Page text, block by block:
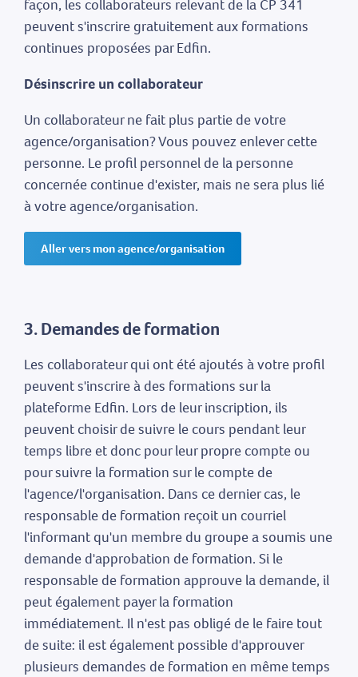
façon, les collaborateurs relevant de la CP 341
peuvent s'inscrire gratuitement aux formations
continues proposées par Edfin.
Désinscrire un collaborateur
Un collaborateur ne fait plus partie de votre
agence/organisation? Vous pouvez enlever cette
personne. Le profil personnel de la personne
concernée continue d'exister, mais ne sera plus lié
à votre agence/organisation.
Aller vers mon agence/organisation
3. Demandes de formation
Les collaborateur qui ont été ajoutés à votre profil
peuvent s'inscrire à des formations sur la
plateforme Edfin. Lors de leur inscription, ils
peuvent choisir de suivre le cours pendant leur
temps libre et donc pour leur propre compte ou
pour suivre la formation sur le compte de
l'agence/l'organisation. Dans ce dernier cas, le
responsable de formation reçoit un courriel
l'informant qu'un membre du groupe a soumis une
demande d'approbation de formation. Si le
responsable de formation approuve la demande, il
peut également payer la formation
immédiatement. Il n'est pas obligé de le faire tout
de suite: il est également possible d'approuver
plusieurs demandes de formation en même temps